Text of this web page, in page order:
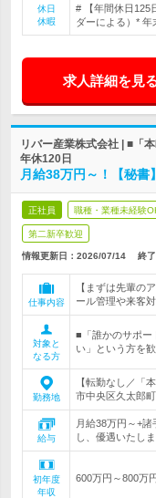
休日
休暇
# 【年間休日125
ダーによる）* 年
求人詳細を見
リバー産業株式会社 | ■「
年休120日
月給38万円～！【秘
正社員 職種・業種未経験
第二新卒歓迎
情報更新日：2026/07/14 終
仕事内容
【まずは先輩の
ール管理や来客
対象と
なる方
■「誰かのサポー
い」という方を
勤務地
【転勤なし／「
市中央区久太郎
給与
月給38万円～+
し、優遇いたし
初年度
年収
600万円～800万